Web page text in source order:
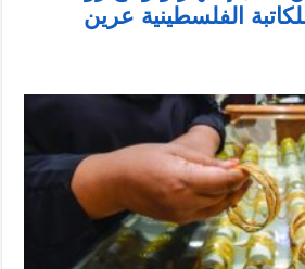
الفلسطينية عرين